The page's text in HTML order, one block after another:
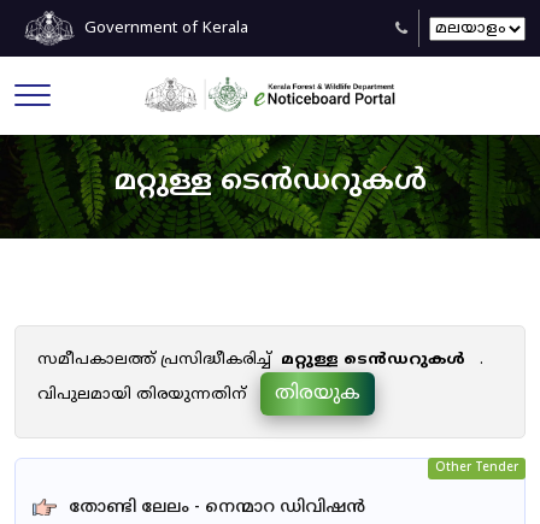
Government of Kerala
മറ്റുള്ള ടെൻഡറുകൾ
സമീപകാലത്ത് പ്രസിദ്ധീകരിച്ച് മറ്റുള്ള ടെൻഡറുകൾ
.
വിപുലമായി തിരയുന്നതിന്
തിരയുക
Other Tender
തോണ്ടി ലേലം - നെന്മാറ ഡിവിഷൻ